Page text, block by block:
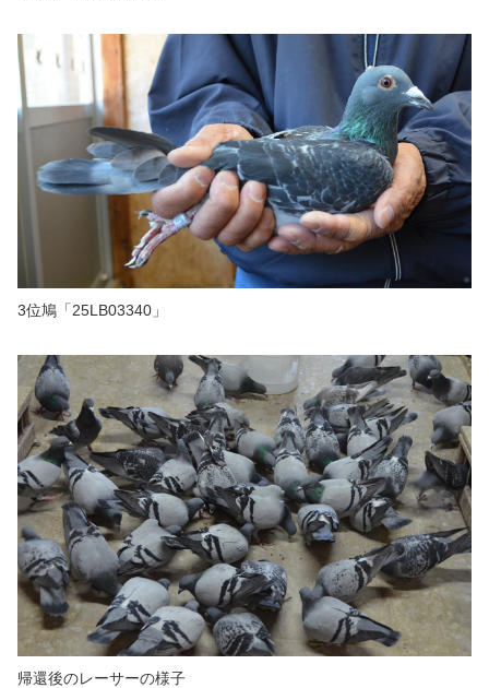
3位鳩「25LB03340」
帰還後のレーサーの様子